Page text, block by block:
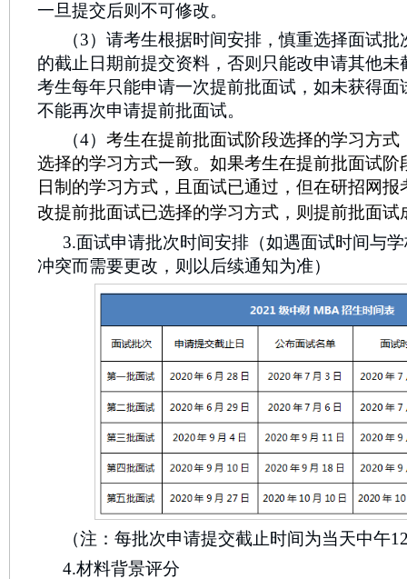
一旦提交后则不可修改。
（3）请考生根据时间安排，慎重选择面试
的截止日期前提交资料，否则只能改申请其他
考生每年只能申请一次提前批面试，如未获得面
不能再次申请提前批面试。
（4） 考生在提前批面试阶段选择的学习方式
选择的学习方式一致。如果考生在提前批面试阶
日制的学习方式，且面试已通过，但在研招网
改提前批面试已选择的学习方式，则提前批面试
3.面试申请批次时间安排（如遇面试时间与
冲突而需要更改，则以后续通知为准）
（注：每批次申请提交截止时间为当天中午
4.材料背景评分